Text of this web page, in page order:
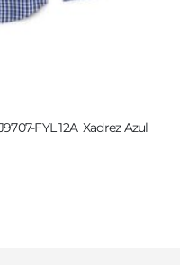
FYL 12A  Xadrez Azul